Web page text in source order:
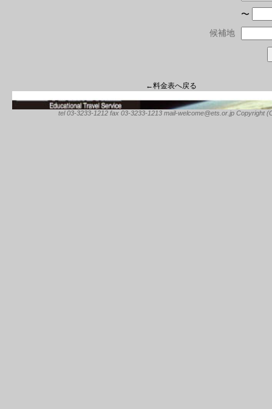
〜
候補地
←料金表へ戻る
tel 03-3233-1212 fax 03-3233-1213 mail-welcome@ets.or.jp Copyright